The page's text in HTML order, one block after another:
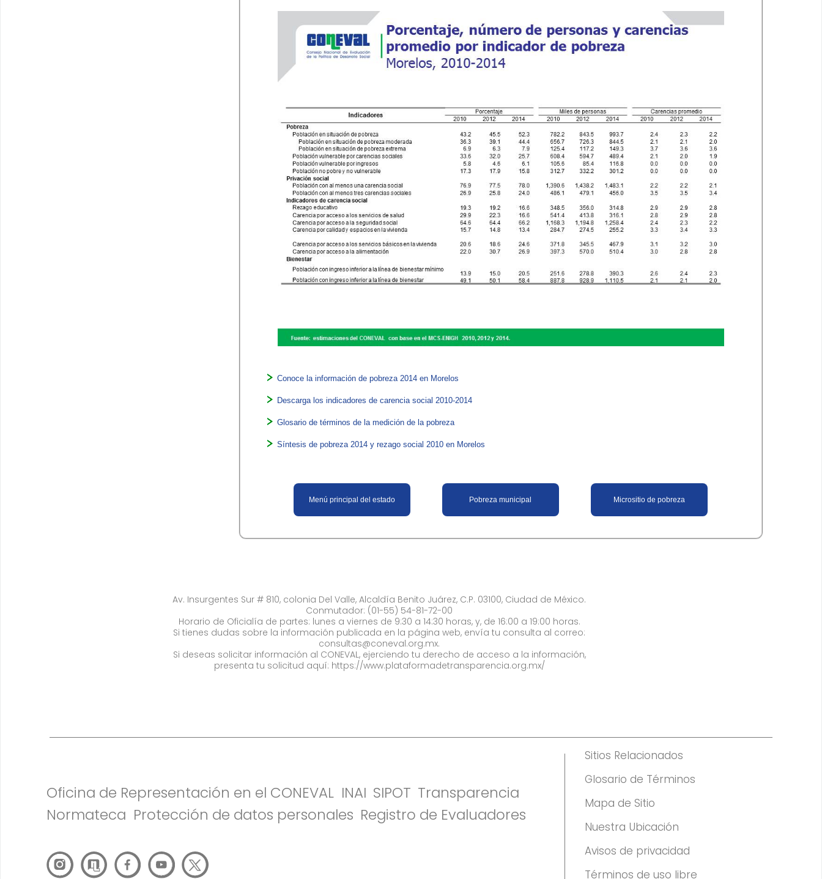
​Conoce la información de pobreza 2014 en Morelos
Descarga los indicadores de carencia social 2010-2014
Glosario de términos de la medición de la pobreza
Síntesis de pobreza 2014 y rezago social 2010 en Morelos
​Menú principal del estado Pobreza municipal ​Micrositi​o de pobreza​
Av. Insurgentes Sur # 810, colonia Del Valle, Alcaldía Benito Juárez, C.P. 03100, Ciudad de México.
Conmutador: (01-55) 54-81-72-00
Horario de Oficialía de partes: lunes a viernes de 9:30 a 14:30 horas, y, de 16:00 a 19:00 horas.
Si tienes dudas sobre la información publicada en la página web, envía tu consulta al correo:
consultas@coneval.org.mx.
Si deseas solicitar información al CONEVAL, ejerciendo tu derecho de acceso a la información,
presenta tu solicitud aquí: https://www.plataformadetransparencia.org.mx/
Oficina de Representación en el CONEVAL INAI SIPOT Transparencia
Normateca Protección de datos personales Registro de Evaluadores
Sitios Relacionados
Glosario de Términos
Mapa de Sitio
Nuestra Ubicación
Avisos de privacidad
Términos de uso libre